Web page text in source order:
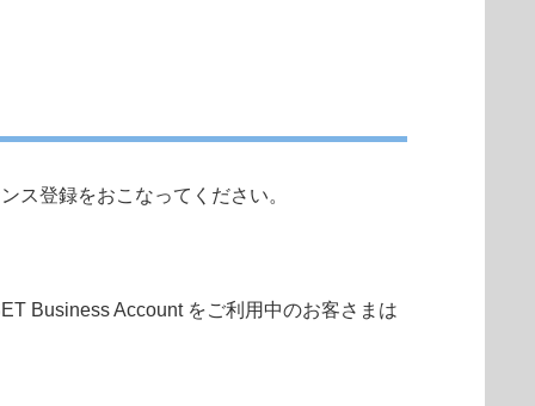
ス登録をおこなってください。
Business Account をご利用中のお客さまは